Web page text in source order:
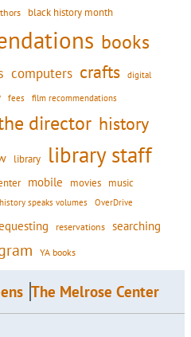
black history month
books
computers crafts digital
fees film recommendations
director history
library library staff
mobile movies music
speaks volumes OverDrive
reservations searching
YA books
The Melrose Center